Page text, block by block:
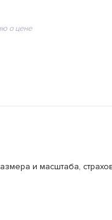
о цене
и масштаба,